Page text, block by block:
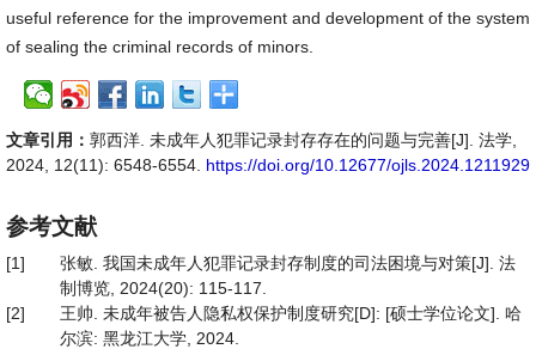
useful reference for the improvement and development of the system
of sealing the criminal records of minors.
文章引用： 郭西洋. 未成年人犯罪记录封存存在的问题与完善[J]. 法学,
2024, 12(11): 6548-6554. https://doi.org/10.12677/ojls.2024.1211929
参考文献
[1]
张敏. 我国未成年人犯罪记录封存制度的司法困境与对策[J]. 法
制博览, 2024(20): 115-117.
[2]
王帅. 未成年被告人隐私权保护制度研究[D]: [硕士学位论文]. 哈
尔滨: 黑龙江大学, 2024.